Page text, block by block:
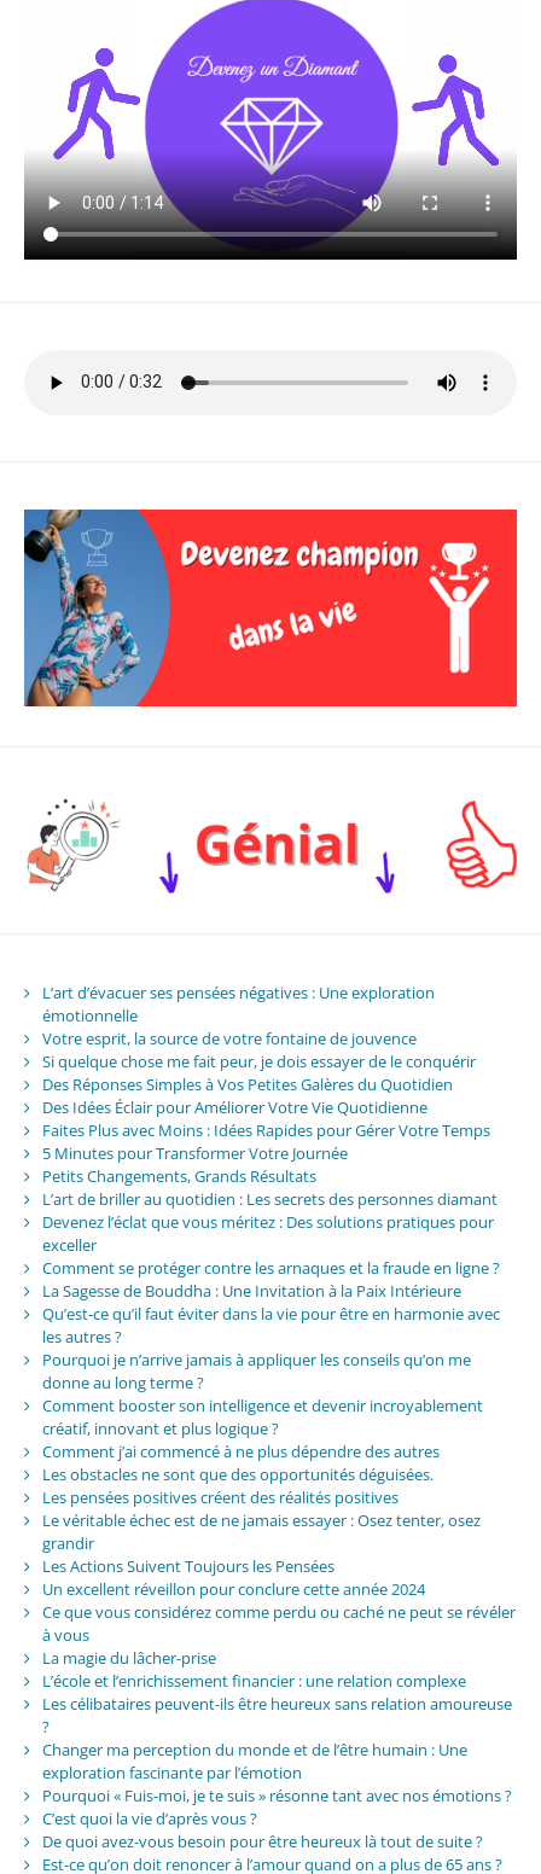
L’art d’évacuer ses pensées négatives : Une exploration
émotionnelle
Votre esprit, la source de votre fontaine de jouvence
Si quelque chose me fait peur, je dois essayer de le conquérir
Des Réponses Simples à Vos Petites Galères du Quotidien
Des Idées Éclair pour Améliorer Votre Vie Quotidienne
Faites Plus avec Moins : Idées Rapides pour Gérer Votre Temps
5 Minutes pour Transformer Votre Journée
Petits Changements, Grands Résultats
L’art de briller au quotidien : Les secrets des personnes diamant
Devenez l’éclat que vous méritez : Des solutions pratiques pour
exceller
Comment se protéger contre les arnaques et la fraude en ligne ?
La Sagesse de Bouddha : Une Invitation à la Paix Intérieure
Qu’est-ce qu’il faut éviter dans la vie pour être en harmonie avec
les autres ?
Pourquoi je n’arrive jamais à appliquer les conseils qu’on me
donne au long terme ?
Comment booster son intelligence et devenir incroyablement
créatif, innovant et plus logique ?
Comment j’ai commencé à ne plus dépendre des autres
Les obstacles ne sont que des opportunités déguisées.
Les pensées positives créent des réalités positives
Le véritable échec est de ne jamais essayer : Osez tenter, osez
grandir
Les Actions Suivent Toujours les Pensées
Un excellent réveillon pour conclure cette année 2024
Ce que vous considérez comme perdu ou caché ne peut se révéler
à vous
La magie du lâcher-prise
L’école et l’enrichissement financier : une relation complexe
Les célibataires peuvent-ils être heureux sans relation amoureuse
?
Changer ma perception du monde et de l’être humain : Une
exploration fascinante par l’émotion
Pourquoi « Fuis-moi, je te suis » résonne tant avec nos émotions ?
C’est quoi la vie d’après vous ?
De quoi avez-vous besoin pour être heureux là tout de suite ?
Est-ce qu’on doit renoncer à l’amour quand on a plus de 65 ans ?